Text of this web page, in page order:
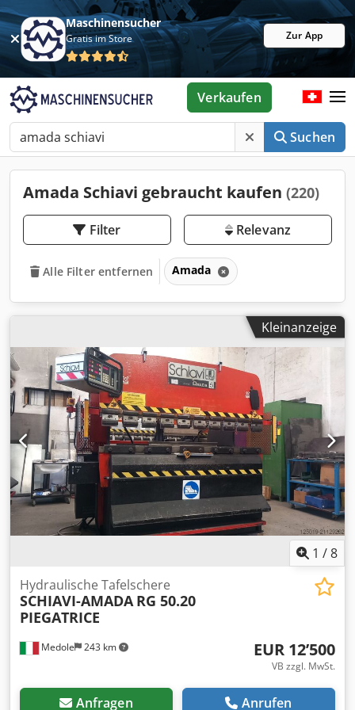
Maschinensucher
Gratis im Store Zur App
Suchen
Verkaufen
Amada Schiavi gebraucht kaufen (220)
Filter Relevanz
Alle Filter entfernen Amada
Kleinanzeige
1 /8
Medole 243 km
Hydraulische Tafelschere
SCHIAVI-AMADA RG 50.20
PIEGATRICE
EUR 12’500
VB zzgl. MwSt.
Anfragen Anrufen